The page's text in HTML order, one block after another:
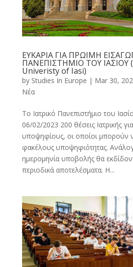
ΕΥΚΑΡΙΑ ΓΙΑ ΠΡΩΙΜΗ
ΠΑΝΕΠΙΣΤΗΜΙΟ ΤΟΥ ΙΑΣΙΟΥ
Univeristy of Iasi)
by Studies In Europe | Mar 30,
Νέα
Το Ιατρικό Πανεπιστήμιο του
06/02/2023 200 θέσεις Ιατρικής
υποψηφίους, οι οποίοι μπορούν
φακέλους υποψηφιότητας.
ημερομηνία υποβολής θα
περιοδικά αποτελέσματα. Η...